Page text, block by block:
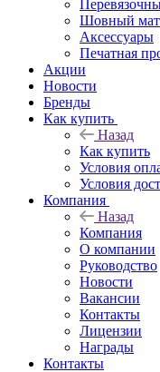
Шовный
Аксессуары
Печатная
Акции
Новости
Бренды
Как купить
Назад
Как купить
Условия
Условия
Компания
Назад
Компания
О компании
Руководство
Новости
Вакансии
Контакты
Лицензии
Награды
Контакты